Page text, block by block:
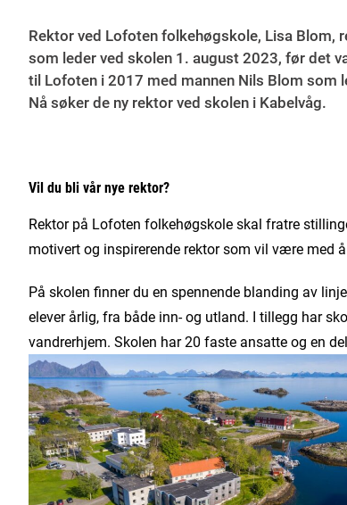
Rektor ved Lofoten folkehøgskole, Lisa
som leder ved skolen 1. august 2023, før det
til Lofoten i 2017 med mannen Nils Blom som
Nå søker de ny rektor ved skolen i Kabelvåg.
Vil du bli vår nye rektor?
Rektor på Lofoten folkehøgskole skal fratre
motivert og inspirerende rektor som vil være med
På skolen finner du en spennende blanding av
elever årlig, fra både inn- og utland. I tillegg har
vandrerhjem. Skolen har 20 faste ansatte og en